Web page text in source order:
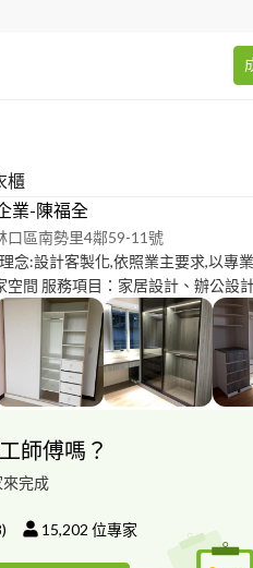
櫃
業-陳福全
口區南勢里4鄰59-11號
念:設計客製化,依照業主要求,以專
空間 服務項目：家居設計、辦公設
漆、系統家具廚具訂製、工程統包
市、桃園市、基隆市 全區皆可 承接
考量各案狀況不同 歡迎直接來電
二 服務流程 1.免
計師諮詢相關裝潢事宜 2.免費現場
專業的角度量身規劃兼具實用和美觀
業主溝通之後提供初步的報價服務
收 業主驗收無誤後 完工交屋
師傅嗎？
完成
) 15,202 位專家